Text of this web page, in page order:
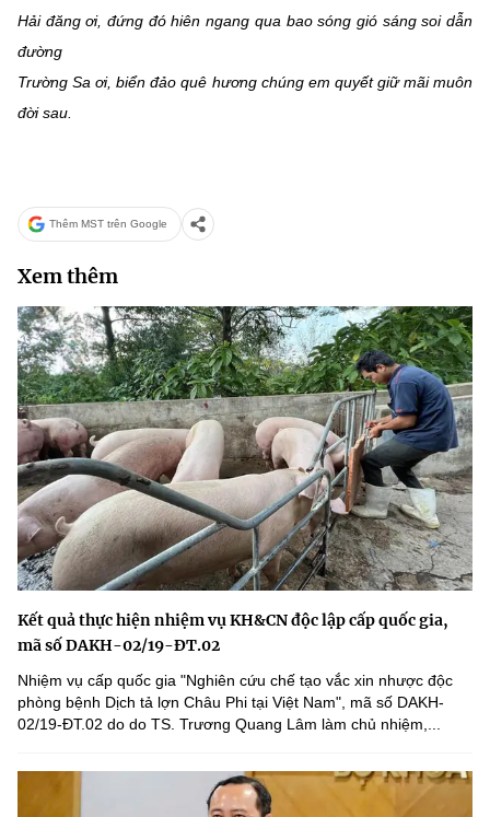
Hải đăng ơi, đứng đó hiên ngang qua bao sóng gió sáng soi dẫn
đường
Trường Sa ơi, biển đảo quê hương chúng em quyết giữ mãi muôn
đời sau.
Thêm MST trên Google
Xem thêm
Kết quả thực hiện nhiệm vụ KH&CN độc lập cấp quốc gia,
mã số DAKH-02/19-ĐT.02
Nhiệm vụ cấp quốc gia "Nghiên cứu chế tạo vắc xin nhược độc
phòng bệnh Dịch tả lợn Châu Phi tại Việt Nam", mã số DAKH-
02/19-ĐT.02 do do TS. Trương Quang Lâm làm chủ nhiệm,...